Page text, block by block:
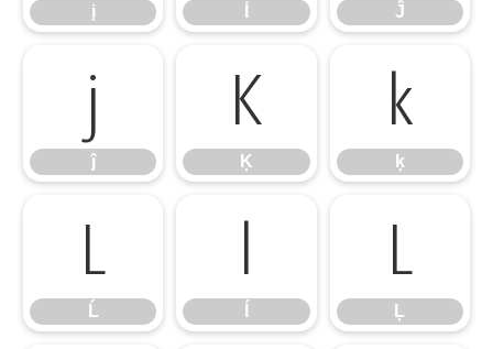
į Ĵ
ĵ
ĵ
Ķ
Ķ
ķ
ķ
Ĺ
Ĺ
ĺ Ļ
Ļ